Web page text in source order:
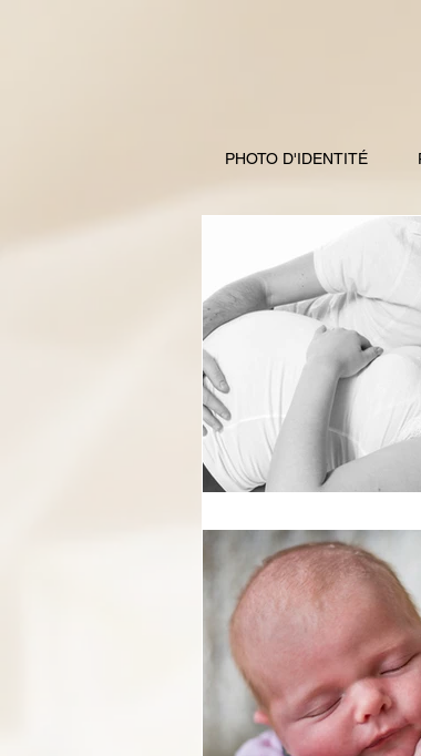
PHOTO D'IDENTITÉ